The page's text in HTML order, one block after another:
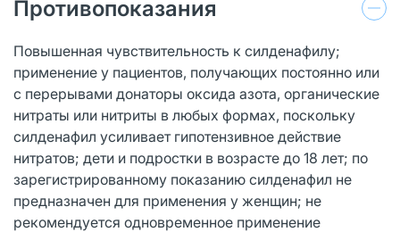
Противопоказания
Повышенная чувствительность к силденафилу;
применение у пациентов, получающих постоянно или
с перерывами донаторы оксида азота, органические
нитраты или нитриты в любых формах, поскольку
силденафил усиливает гипотензивное действие
нитратов; дети и подростки в возрасте до 18 лет; по
зарегистрированному показанию силденафил не
предназначен для применения у женщин; не
рекомендуется одновременное применение